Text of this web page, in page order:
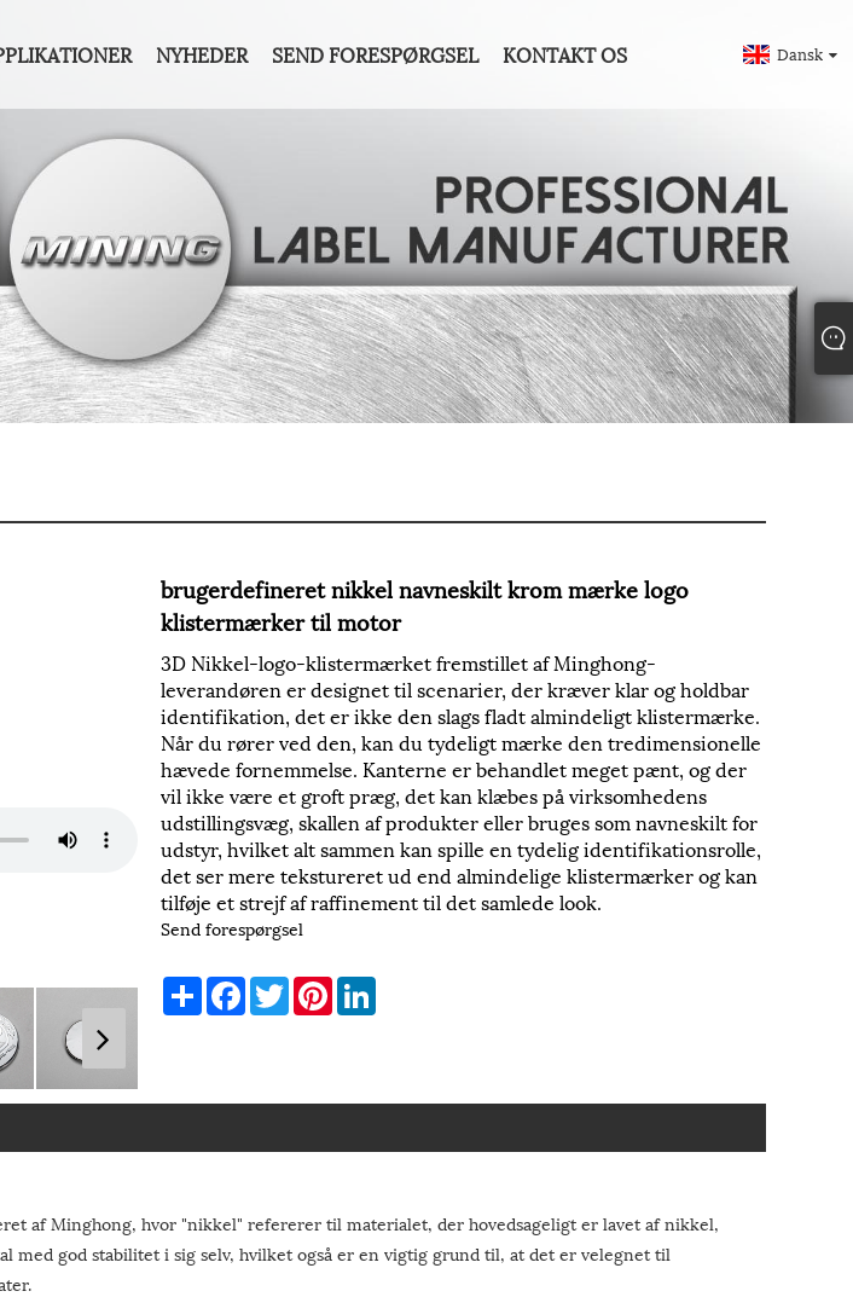
NYHEDER SEND FORESPØRGSEL KONTAKT OS Dansk
brugerdefineret nikkel navneskilt krom mærke logo
klistermærker til motor
3D Nikkel-logo-klistermærket fremstillet af Minghong-
leverandøren er designet til scenarier, der kræver klar og holdbar
identifikation, det er ikke den slags fladt almindeligt klistermærke.
Når du rører ved den, kan du tydeligt mærke den tredimensionelle
hævede fornemmelse. Kanterne er behandlet meget pænt, og der
vil ikke være et groft præg, det kan klæbes på virksomhedens
udstillingsvæg, skallen af ​​produkter eller bruges som navneskilt for
udstyr, hvilket alt sammen kan spille en tydelig identifikationsrolle,
det ser mere tekstureret ud end almindelige klistermærker og kan
tilføje et strejf af raffinement til det samlede look.
Send forespørgsel
ShareFacebookTwitterPinterestLinkedIn
af Minghong, hvor "nikkel" refererer til materialet, der hovedsageligt er lavet af nikkel,
med god stabilitet i sig selv, hvilket også er en vigtig grund til, at det er velegnet til